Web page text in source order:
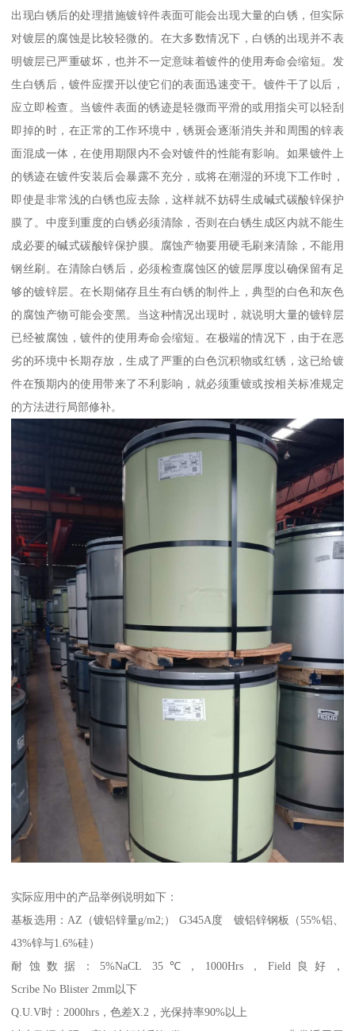
出现白锈后的处理措施镀锌件表面可能会出现大量的白锈，但实际
对镀层的腐蚀是比较轻微的。在大多数情况下，白锈的出现并不表
明镀层已严重破坏，也并不一定意味着镀件的使用寿命会缩短。发
生白锈后，镀件应摆开以使它们的表面迅速变干。镀件干了以后，
应立即检查。当镀件表面的锈迹是轻微而平滑的或用指尖可以轻刮
即掉的时，在正常的工作环境中，锈斑会逐渐消失并和周围的锌表
面混成一体，在使用期限内不会对镀件的性能有影响。如果镀件上
的锈迹在镀件安装后会暴露不充分，或将在潮湿的环境下工作时，
即使是非常浅的白锈也应去除，这样就不妨碍生成碱式碳酸锌保护
膜了。中度到重度的白锈必须清除，否则在白锈生成区内就不能生
成必要的碱式碳酸锌保护膜。腐蚀产物要用硬毛刷来清除，不能用
钢丝刷。在清除白锈后，必须检查腐蚀区的镀层厚度以确保留有足
够的镀锌层。在长期储存且生有白锈的制件上，典型的白色和灰色
的腐蚀产物可能会变黑。当这种情况出现时，就说明大量的镀锌层
已经被腐蚀，镀件的使用寿命会缩短。在极端的情况下，由于在恶
劣的环境中长期存放，生成了严重的白色沉积物或红锈，这已给镀
件在预期内的使用带来了不利影响，就必须重镀或按相关标准规定
的方法进行局部修补。
实际应用中的产品举例说明如下：
基板选用：AZ（镀铝锌量g/m2;） G345A度 镀铝锌钢板（55%铝、
43%锌与1.6%硅）
耐蚀数据：5%NaCL 35℃，1000Hrs，Field良好，
Scribe No Blister 2mm以下
Q.U.V时：2000hrs，色差X.2，光保持率90%以上